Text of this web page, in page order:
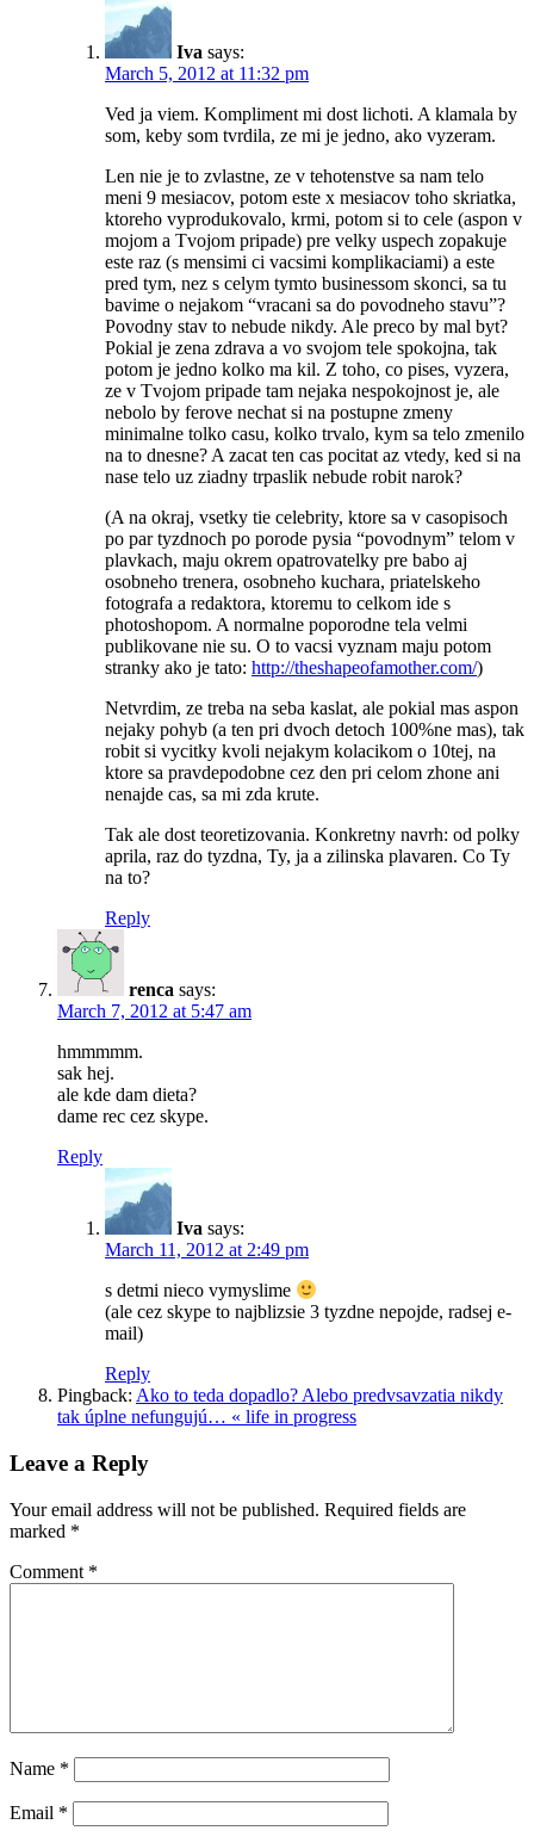
Iva says:
March 5, 2012 at 11:32 pm
Ved ja viem. Kompliment mi dost lichoti. A klamala by
som, keby som tvrdila, ze mi je jedno, ako vyzeram.
Len nie je to zvlastne, ze v tehotenstve sa nam telo
meni 9 mesiacov, potom este x mesiacov toho skriatka,
ktoreho vyprodukovalo, krmi, potom si to cele (aspon v
mojom a Tvojom pripade) pre velky uspech zopakuje
este raz (s mensimi ci vacsimi komplikaciami) a este
pred tym, nez s celym tymto businessom skonci, sa tu
bavime o nejakom “vracani sa do povodneho stavu”?
Povodny stav to nebude nikdy. Ale preco by mal byt?
Pokial je zena zdrava a vo svojom tele spokojna, tak
potom je jedno kolko ma kil. Z toho, co pises, vyzera,
ze v Tvojom pripade tam nejaka nespokojnost je, ale
nebolo by ferove nechat si na postupne zmeny
minimalne tolko casu, kolko trvalo, kym sa telo zmenilo
na to dnesne? A zacat ten cas pocitat az vtedy, ked si na
nase telo uz ziadny trpaslik nebude robit narok?
(A na okraj, vsetky tie celebrity, ktore sa v casopisoch
po par tyzdnoch po porode pysia “povodnym” telom v
plavkach, maju okrem opatrovatelky pre babo aj
osobneho trenera, osobneho kuchara, priatelskeho
fotografa a redaktora, ktoremu to celkom ide s
photoshopom. A normalne poporodne tela velmi
publikovane nie su. O to vacsi vyznam maju potom
stranky ako je tato: http://theshapeofamother.com/)
Netvrdim, ze treba na seba kaslat, ale pokial mas aspon
nejaky pohyb (a ten pri dvoch detoch 100%ne mas), tak
robit si vycitky kvoli nejakym kolacikom o 10tej, na
ktore sa pravdepodobne cez den pri celom zhone ani
nenajde cas, sa mi zda krute.
Tak ale dost teoretizovania. Konkretny navrh: od polky
aprila, raz do tyzdna, Ty, ja a zilinska plavaren. Co Ty
na to?
Reply
renca says:
March 7, 2012 at 5:47 am
hmmmmm.
sak hej.
ale kde dam dieta?
dame rec cez skype.
Reply
Iva says:
March 11, 2012 at 2:49 pm
s detmi nieco vymyslime
(ale cez skype to najblizsie 3 tyzdne nepojde, radsej e-
mail)
Reply
Pingback: Ako to teda dopadlo? Alebo predvsavzatia nikdy
tak úplne nefungujú… « life in progress
Leave a Reply
Your email address will not be published. Required fields are
marked *
Comment *
Name *
Email *